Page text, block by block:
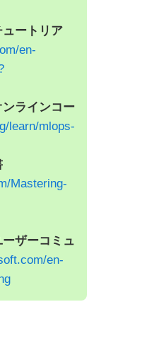
ートリア
en-
ラインコー
learn/mlops-
Mastering-
ザーコミュ
en-